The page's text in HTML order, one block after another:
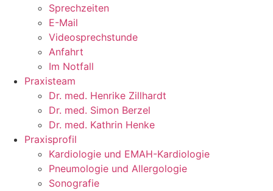
Sprechzeiten
E-Mail
Videosprechstunde
Anfahrt
Im Notfall
Praxisteam
Dr. med. Henrike Zillhardt
Dr. med. Simon Berzel
Dr. med. Kathrin Henke
Praxisprofil
Kardiologie und EMAH-Kardiologie
Pneumologie und Allergologie
Sonografie